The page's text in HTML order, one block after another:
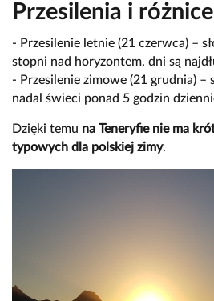
Przesilenia i
- Przesilenie letnie (21 czerwca) –
stopni nad horyzontem, dni są
- Przesilenie zimowe (21 grudnia) –
nadal świeci ponad 5 godzin
Dzięki temu na Teneryfie nie ma
typowych dla polskiej zimy.